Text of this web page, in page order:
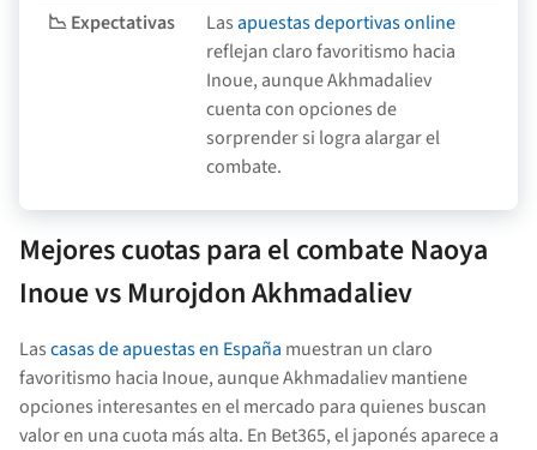
📉 Expectativas
Lasapuestas deportivas online
reflejan claro favoritismo hacia
Inoue, aunque Akhmadaliev
cuenta con opciones de
sorprender si logra alargar el
combate.
Mejores cuotas para el combate Naoya
Inoue vs Murojdon Akhmadaliev
Lascasas de apuestas en España muestran un claro
favoritismo hacia Inoue, aunque Akhmadaliev mantiene
opciones interesantes en el mercado para quienes buscan
valor en una cuota más alta. En Bet365, el japonés aparece a